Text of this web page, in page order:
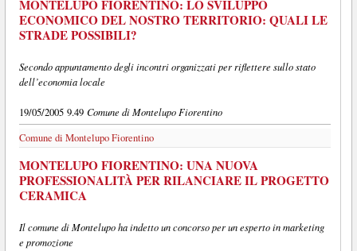
MONTELUPO FIORENTINO: LO SVILUPPO
ECONOMICO DEL NOSTRO TERRITORIO: QUALI LE
STRADE POSSIBILI?
Secondo appuntamento degli incontri organizzati per riflettere sullo stato
dell’economia locale
19/05/2005 9.49 Comune di Montelupo Fiorentino
Comune di Montelupo Fiorentino
MONTELUPO FIORENTINO: UNA NUOVA
PROFESSIONALITÀ PER RILANCIARE IL PROGETTO
CERAMICA
Il comune di Montelupo ha indetto un concorso per un esperto in marketing
e promozione